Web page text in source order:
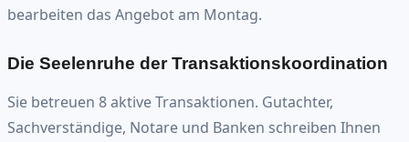
bearbeiten das Angebot am Montag.
Die Seelenruhe der Transaktionskoordination
Sie betreuen 8 aktive Transaktionen. Gutachter,
Sachverständige, Notare und Banken schreiben Ihnen